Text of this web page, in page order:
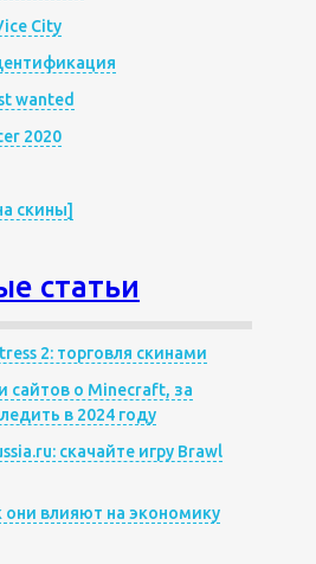
City
wanted
2020
скины]
статьи
2: торговля скинами
сайтов о Minecraft, за
в 2024 году
скачайте игру Brawl
они влияют на экономику